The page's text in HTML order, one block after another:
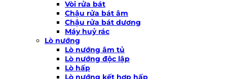
Vòi rửa bát
Chậu rửa bát âm
Chậu rửa bát dương
Máy huỷ rác
Lò nướng
Lò nướng âm tủ
Lò nướng độc lập
Lò hấp
Lò nướng kết hợp hấp